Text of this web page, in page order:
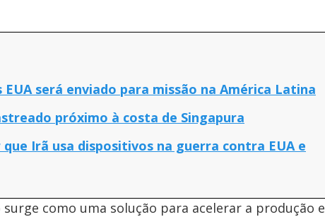
será enviado para missão na América Latina
próximo à costa de Singapura
Irã usa dispositivos na guerra contra EUA e
como uma solução para acelerar a produção e